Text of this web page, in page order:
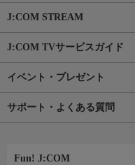
J:COM STREAM
J:COM TVサービスガイド
イベント・プレゼント
サポート・よくある質問
Fun! J:COM